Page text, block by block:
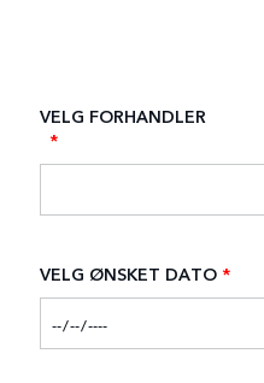
VELG FORHANDLER
*
VELG ØNSKET DATO *